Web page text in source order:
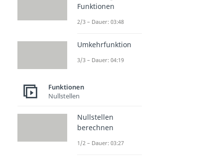
Funktionen
2/3 – Dauer: 03:48
Umkehrfunktion
3/3 – Dauer: 04:19
Funktionen
Nullstellen
Nullstellen
berechnen
1/2 – Dauer: 03:27